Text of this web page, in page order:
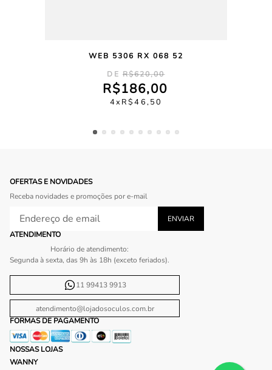
WEB 5306 RX 068 52
R$620,00
R$186,00
4 R$46,50
OFERTAS E NOVIDADES
Receba novidades e promoções por e-mail
ATENDIMENTO
Horário de atendimento:
Segunda à sexta, das 9h às 18h (exceto feriados).
11 99413 9913
atendimento@lojadosoculos.com.br
FORMAS DE PAGAMENTO
NOSSAS LOJAS
WANNY